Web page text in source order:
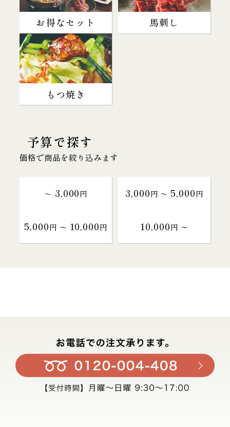
お得なセット 馬刺し
もつ焼き
予算で探す
価格で商品を絞り込みます
～ 3,000円 3,000円 〜 5,000円
5,000円 〜 10,000円 10,000円 〜